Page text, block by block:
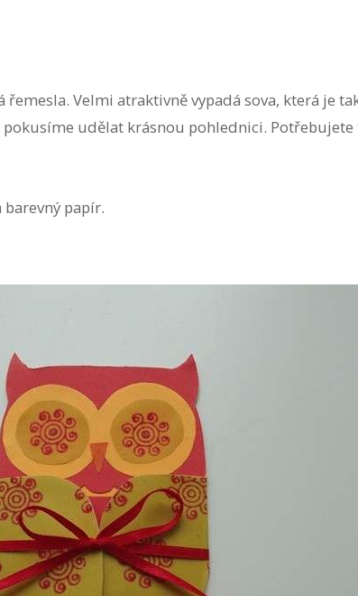
řemesla. Velmi atraktivně vypadá sova, která je
udělat krásnou pohlednici. Potřebujete
barevný papír.